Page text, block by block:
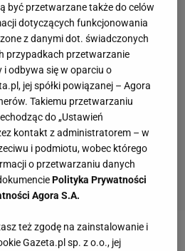
odrodził się na dobre. W 38
być przetwarzane także do celów
dotyczących funkcjonowania
z danymi dot. świadczonych
przypadkach przetwarzanie
odbywa się w oparciu o
jej spółki powiązanej – Agora
Takiemu przetwarzaniu
do „Ustawień
kontakt z administratorem – w
i podmiotu, wobec którego
o przetwarzaniu danych
Polityka Prywatności
Agora S.A.
też zgodę na zainstalowanie i
Gazeta.pl sp. z o.o., jej